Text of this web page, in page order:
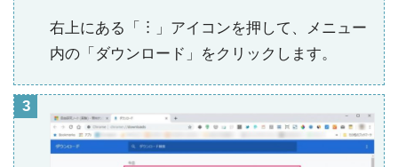
右上にある「︙」アイコンを押して、メニュー
内の「ダウンロード」をクリックします。